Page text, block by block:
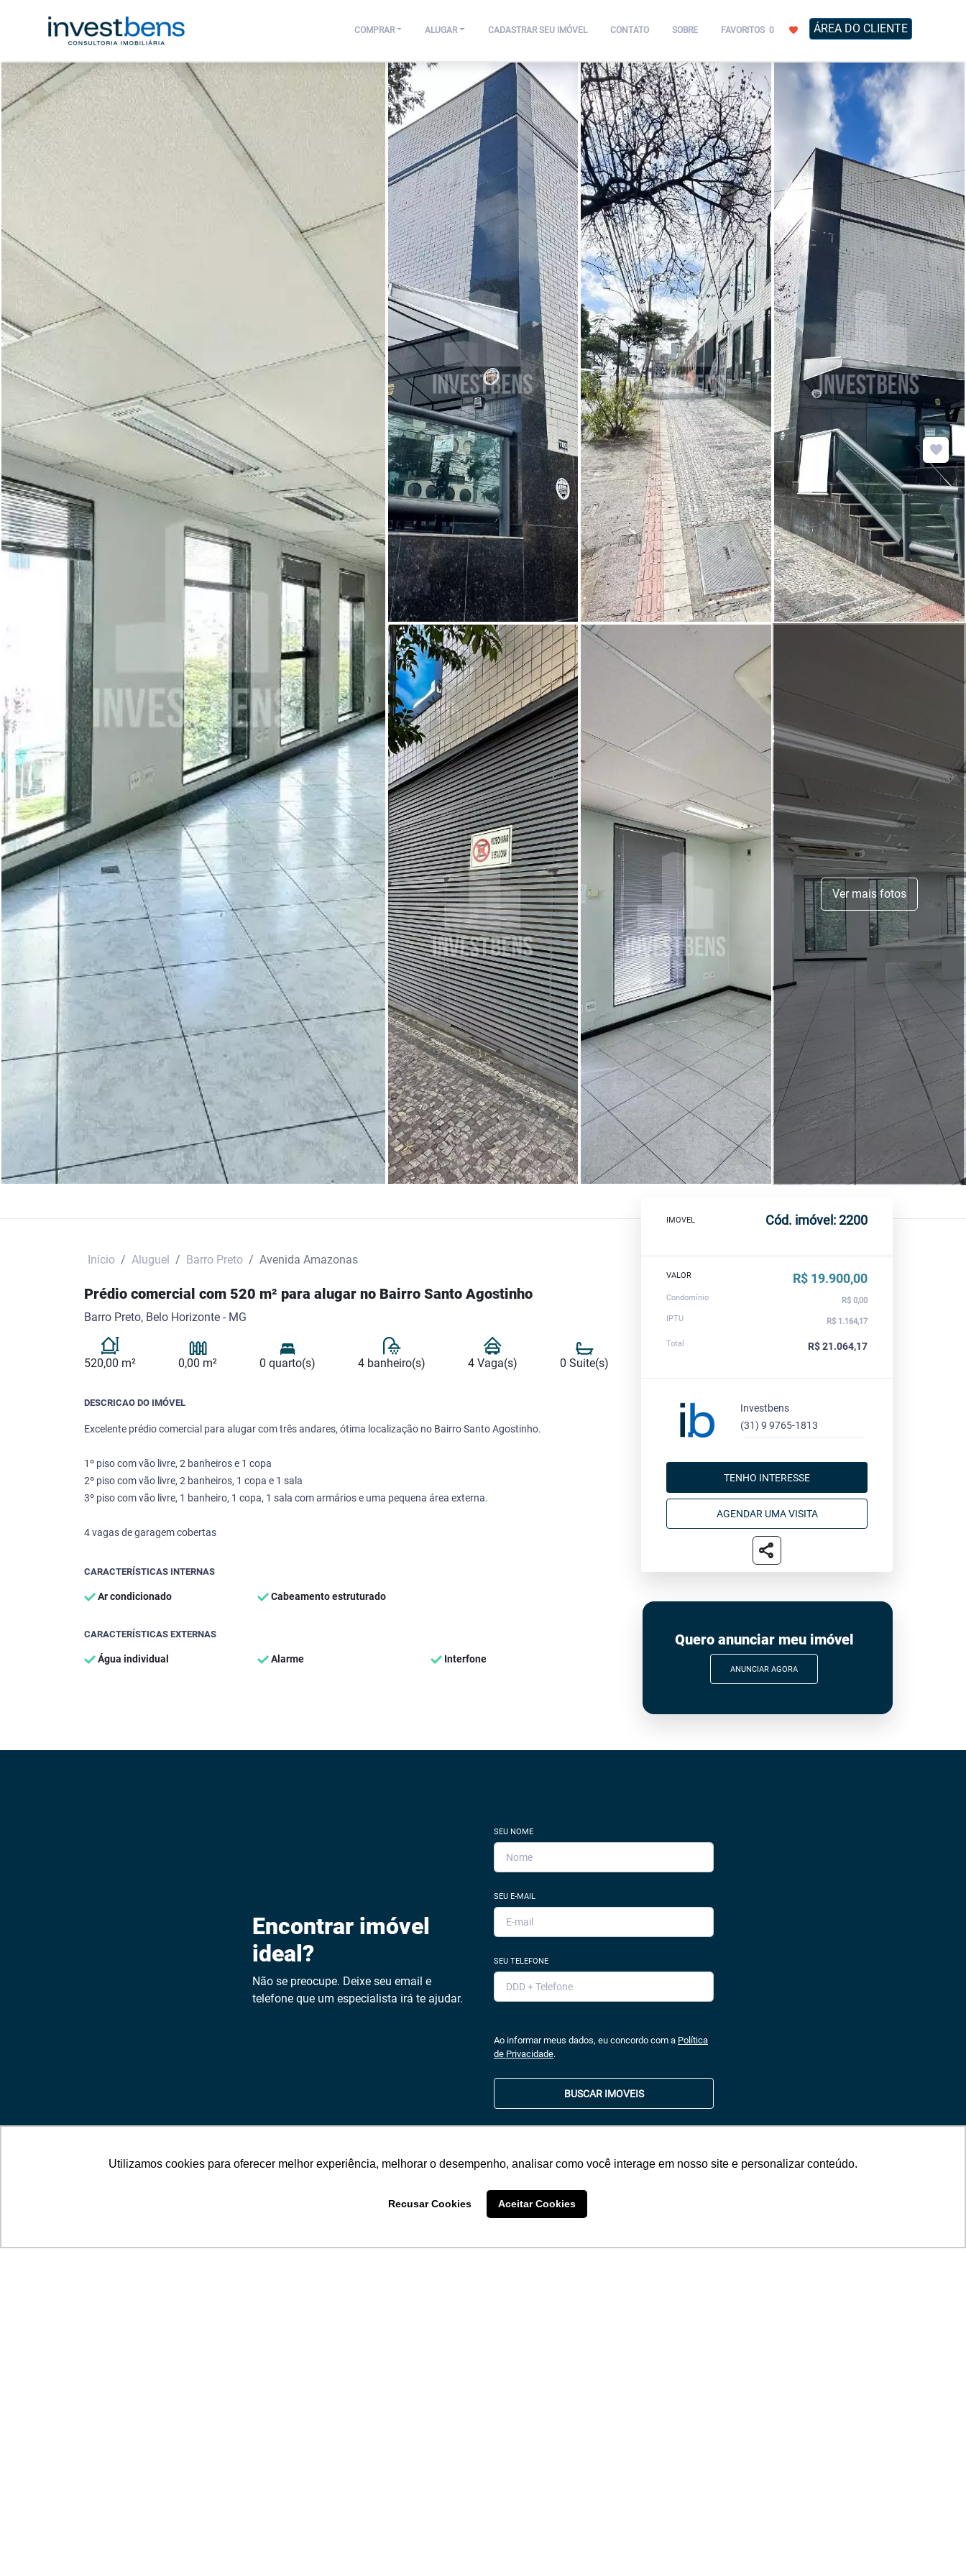
Utilizamos cookies para oferecer melhor experiência, melhorar o desempenho, analisar como você interage em nosso site e personalizar conteúdo.
Recusar Cookies Aceitar Cookies
COMPRAR ALUGAR CADASTRAR SEU IMÓVEL CONTATO SOBRE FAVORITOS 0 ÁREA DO CLIENTE
Ver mais fotos
Início Aluguel Barro Preto Avenida Amazonas
Prédio comercial com 520 m² para alugar no Bairro Santo Agostinho
Barro Preto, Belo Horizonte - MG
520,00 m² 0,00 m² 0 quarto(s) 4 banheiro(s) 4 Vaga(s) 0 Suite(s)
DESCRICAO DO IMÓVEL
Excelente prédio comercial para alugar com três andares, ótima localização no Bairro Santo Agostinho.
1º piso com vão livre, 2 banheiros e 1 copa
2º piso com vão livre, 2 banheiros, 1 copa e 1 sala
3º piso com vão livre, 1 banheiro, 1 copa, 1 sala com armários e uma pequena área externa.
4 vagas de garagem cobertas
CARACTERÍSTICAS INTERNAS
Ar condicionado Cabeamento estruturado
CARACTERÍSTICAS EXTERNAS
Água individual Alarme Interfone
IMOVEL Cód. imóvel: 2200
VALOR R$ 19.900,00
Condomínio
R$ 0,00
IPTU
R$ 1.164,17
Total R$ 21.064,17
Investbens
(31) 9 9765-1813
TENHO INTERESSE
AGENDAR UMA VISITA
share
Quero anunciar meu imóvel
ANUNCIAR AGORA
Encontrar imóvel
ideal?
Não se preocupe. Deixe seu email e
telefone que um especialista irá te ajudar.
SEU NOME
SEU E-MAIL
SEU TELEFONE
Ao informar meus dados, eu concordo com a Política
de Privacidade.
BUSCAR IMOVEIS